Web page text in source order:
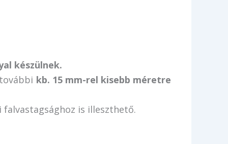
készülnek.
kb. 15 mm-rel kisebb méretre
falvastagsághoz is illeszthető.